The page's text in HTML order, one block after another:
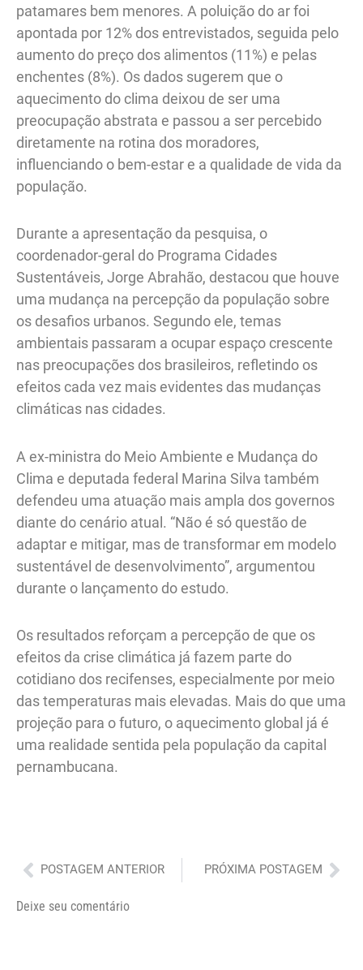
patamares bem menores. A poluição do ar foi
apontada por 12% dos entrevistados, seguida pelo
aumento do preço dos alimentos (11%) e pelas
enchentes (8%). Os dados sugerem que o
aquecimento do clima deixou de ser uma
preocupação abstrata e passou a ser percebido
diretamente na rotina dos moradores,
influenciando o bem-estar e a qualidade de vida da
população.
Durante a apresentação da pesquisa, o
coordenador-geral do Programa Cidades
Sustentáveis, Jorge Abrahão, destacou que houve
uma mudança na percepção da população sobre
os desafios urbanos. Segundo ele, temas
ambientais passaram a ocupar espaço crescente
nas preocupações dos brasileiros, refletindo os
efeitos cada vez mais evidentes das mudanças
climáticas nas cidades.
A ex-ministra do Meio Ambiente e Mudança do
Clima e deputada federal Marina Silva também
defendeu uma atuação mais ampla dos governos
diante do cenário atual. “Não é só questão de
adaptar e mitigar, mas de transformar em modelo
sustentável de desenvolvimento”, argumentou
durante o lançamento do estudo.
Os resultados reforçam a percepção de que os
efeitos da crise climática já fazem parte do
cotidiano dos recifenses, especialmente por meio
das temperaturas mais elevadas. Mais do que uma
projeção para o futuro, o aquecimento global já é
uma realidade sentida pela população da capital
pernambucana.
Anterior
POSTAGEM ANTERIOR PRÓXIMA POSTAGEM
Deixe seu comentário